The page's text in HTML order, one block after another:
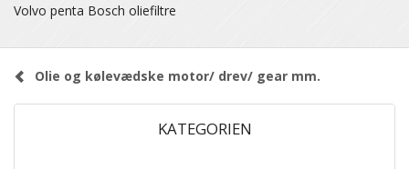
Volvo penta Bosch oliefiltre
Olie og kølevædske motor/ drev/ gear mm.
KATEGORIEN